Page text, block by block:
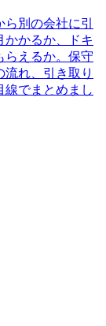
別の会社に引
かかるか、ドキ
らえるか。保守
れ、引き取り
線でまとめまし